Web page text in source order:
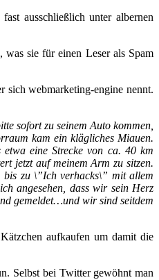
ausschließlich unter albernen
sie für einen Leser als Spam
sich webmarketing-engine nennt.
sofort zu seinem Auto kommen,
kam ein klägliches Miauen.
eine Strecke von ca. 40 km
jetzt auf meinem Arm zu sitzen.
zu \”Ich verhacks\” mit allem
angesehen, dass wir sein Herz
gemeldet…und wir sind seitdem
aufkaufen um damit die
Selbst bei Twitter gewöhnt man